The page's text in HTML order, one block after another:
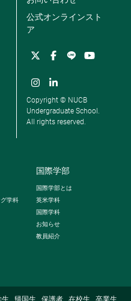
生 帰国生 保護者 在校生 卒業生
公式オンラインスト
ア
Copyright © NUCB
Undergraduate School.
All rights reserved.
学科
国際学部
国際学部とは
英米学科
国際学科
お知らせ
教員紹介